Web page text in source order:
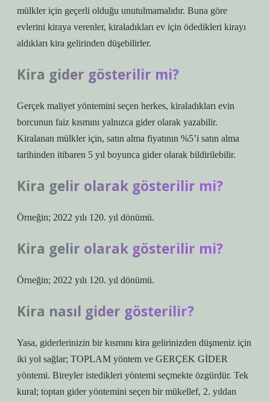
mülkler için geçerli olduğu unutulmamalıdır. Buna göre
evlerini kiraya verenler, kiraladıkları ev için ödedikleri kirayı
aldıkları kira gelirinden düşebilirler.
Kira gider gösterilir mi?
Gerçek maliyet yöntemini seçen herkes, kiraladıkları evin
borcunun faiz kısmını yalnızca gider olarak yazabilir.
Kiralanan mülkler için, satın alma fiyatının %5’i satın alma
tarihinden itibaren 5 yıl boyunca gider olarak bildirilebilir.
Kira gelir olarak gösterilir mi?
Örneğin; 2022 yılı 120. yıl dönümü.
Kira gelir olarak gösterilir mi?
Örneğin; 2022 yılı 120. yıl dönümü.
Kira nasıl gider gösterilir?
Yasa, giderlerinizin bir kısmını kira gelirinizden düşmeniz için
iki yol sağlar; TOPLAM yöntem ve GERÇEK GİDER
yöntemi. Bireyler istedikleri yöntemi seçmekte özgürdür. Tek
kural; toptan gider yöntemini seçen bir mükellef, 2. yıldan